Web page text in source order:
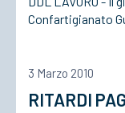
Confartigianato
3 Marzo 2010
RITARDI